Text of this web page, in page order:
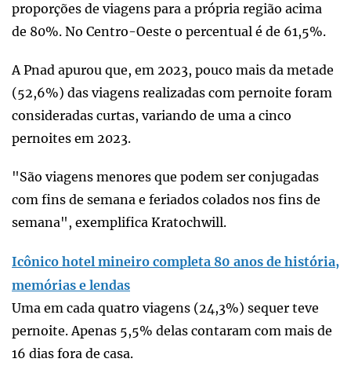
proporções de viagens para a própria região acima
de 80%. No Centro-Oeste o percentual é de 61,5%.
A Pnad apurou que, em 2023, pouco mais da metade
(52,6%) das viagens realizadas com pernoite foram
consideradas curtas, variando de uma a cinco
pernoites em 2023.
"São viagens menores que podem ser conjugadas
com fins de semana e feriados colados nos fins de
semana", exemplifica Kratochwill.
Icônico hotel mineiro completa 80 anos de história,
memórias e lendas
Uma em cada quatro viagens (24,3%) sequer teve
pernoite. Apenas 5,5% delas contaram com mais de
16 dias fora de casa.